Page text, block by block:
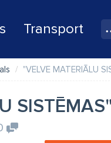
Transport
"VELVE MATERIĀLU